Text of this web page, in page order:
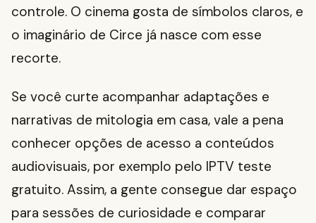
controle. O cinema gosta de símbolos claros, e
o imaginário de Circe já nasce com esse
recorte.
Se você curte acompanhar adaptações e
narrativas de mitologia em casa, vale a pena
conhecer opções de acesso a conteúdos
audiovisuais, por exemplo pelo IPTV teste
gratuito. Assim, a gente consegue dar espaço
para sessões de curiosidade e comparar